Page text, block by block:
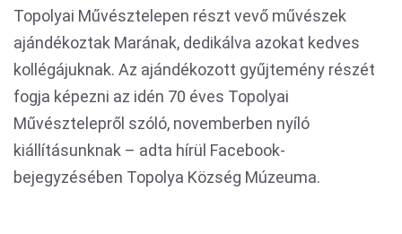
Topolyai Művésztelepen részt vevő művészek
ajándékoztak Marának, dedikálva azokat kedves
kollégájuknak. Az ajándékozott gyűjtemény részét
fogja képezni az idén 70 éves Topolyai
Művésztelepről szóló, novemberben nyíló
kiállításunknak – adta hírül Facebook-
bejegyzésében Topolya Község Múzeuma.